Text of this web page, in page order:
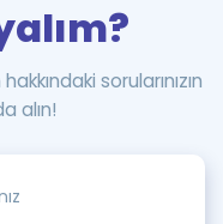
sorularınızın
alın!